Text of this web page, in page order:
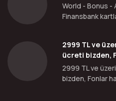
World - Bonus -
Finansbank
2999 TL ve
ücreti bizden,
2999 TL ve
bizden, Fonlar